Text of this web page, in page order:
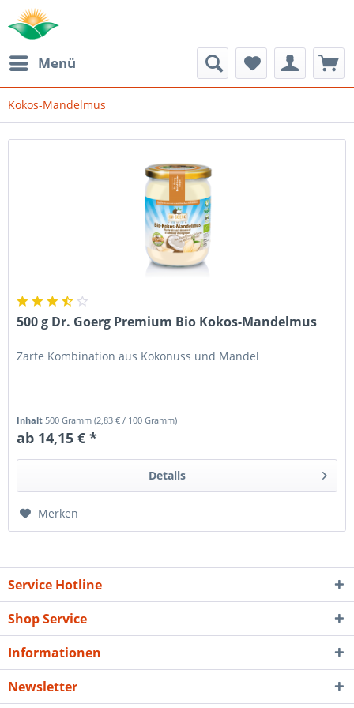
Menü
Kokos-Mandelmus
500 g Dr. Goerg Premium Bio Kokos-Mandelmus
Zarte Kombination aus Kokonuss und Mandel
Inhalt500 Gramm(2,83 € / 100 Gramm)
ab 14,15 € *
Details
Merken
Service Hotline
Shop Service
Informationen
Newsletter